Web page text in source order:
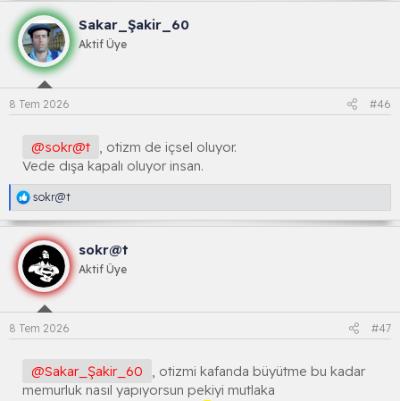
k
s
i
y
o
n
l
a
:
Sakar_Şakir_60
Aktif Üye
8 Tem 2026 #46
@sokr@t
, otizm de içsel oluyor.
Vede dışa kapalı oluyor insan.
R
e
a
k
s
i
y
o
n
l
a
:
sokr@t
sokr@t
Aktif Üye
8 Tem 2026 #47
@Sakar_Şakir_60
, otizmi kafanda büyütme bu kadar
memurluk nasıl yapıyorsun pekiyi mutlaka